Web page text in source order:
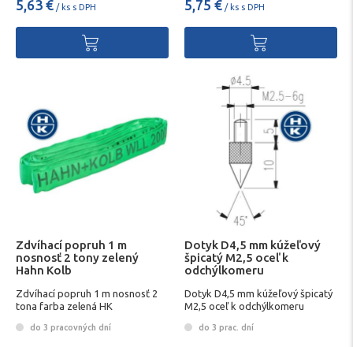
5,63 € / ks s DPH 5,75 € / ks s DPH
Zdvíhací popruh 1 m
nosnosť 2 tony zelený
Hahn Kolb
Zdvíhací popruh 1 m nosnosť 2
tona farba zelená HK
do 3 pracovných dní
Dotyk D4,5 mm kúžeľový
špicatý M2,5 oceľ k
odchýlkomeru
Dotyk D4,5 mm kúžeľový špicatý
M2,5 oceľ k odchýlkomeru
do 3 prac. dní